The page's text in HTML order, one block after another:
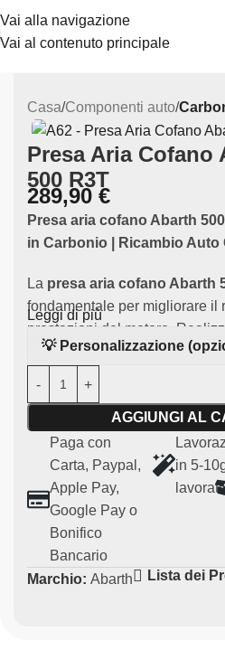
Vai alla navigazione
Vai al contenuto principale
Casa Componenti auto
Presa Aria Cofano
500 R3T
289,90 €
Presa aria cofano Abarth
in Carbonio | Ricambio Auto
La presa aria cofano Abarth
fondamentale per migliorare il
prestazioni del motore.
qualità, questo componente è
Caratteristiche principali:
carbonio robusto e
Compatibilità:
Abarth 500
Abarth prima serie)
uso su strada)
Leggi di più
💡 Personalizzazione
AGGIUNGI AL
Paga con
Carta, Paypal,
Apple Pay,
Google Pay o
Bonifico
Bancario
in 5-
Marchio: Abarth Lista dei